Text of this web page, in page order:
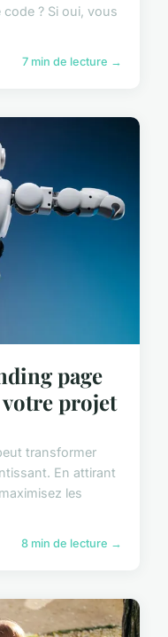
? Si oui, vous
7 min de lecture →
page
projet
transformer
En attirant
les
8 min de lecture →